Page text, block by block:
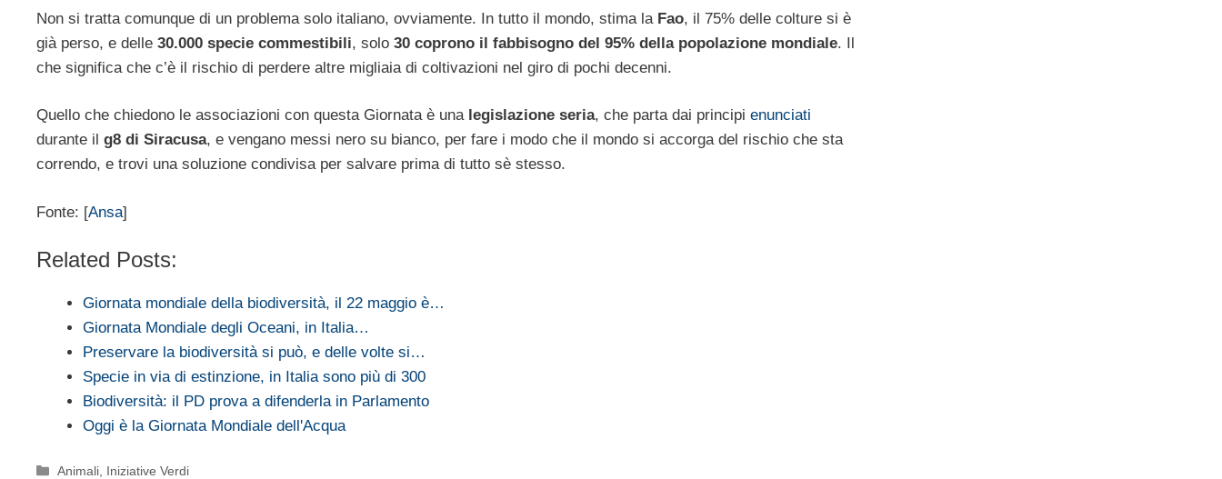
Non si tratta comunque di un problema solo italiano, ovviamente. In tutto il mondo, stima la Fao, il 75% delle colture si è
già perso, e delle 30.000 specie commestibili, solo 30 coprono il fabbisogno del 95% della popolazione mondiale. Il
che significa che c’è il rischio di perdere altre migliaia di coltivazioni nel giro di pochi decenni.
Quello che chiedono le associazioni con questa Giornata è unalegislazione seria, che parta dai principi enunciati
durante il g8 di Siracusa, e vengano messi nero su bianco, per fare i modo che il mondo si accorga del rischio che sta
correndo, e trovi una soluzione condivisa per salvare prima di tutto sè stesso.
Fonte: [Ansa]
Related Posts:
Giornata mondiale della biodiversità, il 22 maggio è…
Giornata Mondiale degli Oceani, in Italia…
Preservare la biodiversità si può, e delle volte si…
Specie in via di estinzione, in Italia sono più di 300
Biodiversità: il PD prova a difenderla in Parlamento
Oggi è la Giornata Mondiale dell'Acqua
Categorie
Animali Iniziative Verdi